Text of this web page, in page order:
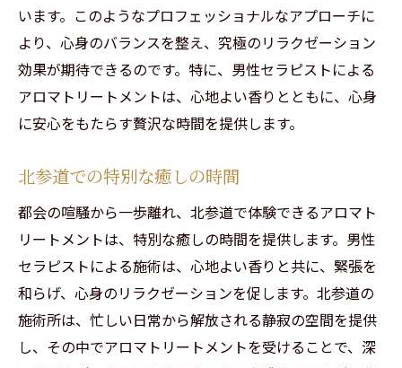
心身の健康をサポートする自然の力
都会の喧騒から離れて贅沢な時間を楽しむ北参
道のアロマトリートメント
静かな空間での至福のリラクゼーション
北参道で味わう非日常のひととき
間
リラックスできる特別な場所としての北参
道
都会の喧騒を忘れさせる施術内容
男性セラピストによる北参道での特別なアロマ
います。このようなプロフェッショナルなアプローチに
より、心身のバランスを整え、究極のリラクゼーション
効果が期待できるのです。特に、男性セラピストによる
アロマトリートメントは、心地よい香りとともに、心身
に安心をもたらす贅沢な時間を提供します。
北参道での特別な癒しの時間
都会の喧騒から一歩離れ、北参道で体験できるアロマト
リートメントは、特別な癒しの時間を提供します。男性
セラピストによる施術は、心地よい香りと共に、緊張を
和らげ、心身のリラクゼーションを促します。北参道の
施術所は、忙しい日常から解放される静寂の空間を提供
し、その中でアロマトリートメントを受けることで、深